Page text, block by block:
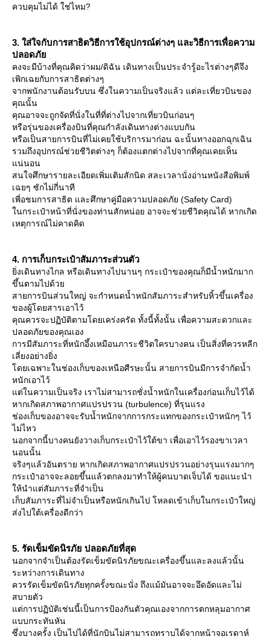
ควบคุมไม่ได้ ใช่ไหม?
3. ใส่ใจกับการสาธิตวิธีการใช้อุปกรณ์ต่างๆ และวิธีการเพื่อความ
ปลอดภั
คงจะมีบ้างที่คุณคิดว่าผม/ดิฉัน เดินทางเป็นประจำรู้อะไรต่างๆดีจึง
เพิกเฉยกับการสาธิตต่างๆ
จากพนักงานต้อนรับบน ซึ่งในความเป็นจริงแล้ว แต่ละเที่ยวบินของ
คุณนั้น
คุณอาจจะถูกจัดที่นั่งในที่ที่ต่างไปจากเที่ยวบินก่อนๆ
หรือรุ่นของเครื่องบินที่คุณกำลังเดินทางต่างแบบกัน
หรือเป็นสายการบินที่ไม่เคยใช้บริการมาก่อน ฉะนั้นทางออกฉุกเฉิน
รวมถึงอุปกรณ์ช่วยชีวิตต่างๆ ก็ต้องแตกต่างไปจากที่คุณเคยเห็น
น่นอน
สนใจศึกษารายละเอียดเพิ่มเติมสักนิด สละเวลานั่งอ่านหนังสือพิมพ์
เฉยๆ ซักไม่กี่นาที
เพี่อชมการสาธิต และศึกษาคู่มือความปลอดภัย (Safety Card)
นกระเป๋าหน้าที่นั่งของท่านสักหน่อย อาจจะช่วยชีวิตคุณได้ หากเกิด
เหตุการณ์ไม่คาดคิด
4. การเก็บกระเป๋าสัมภาระส่วนตัว
ิ่งเดินทางไกล หรือเดินทางไปนานๆ กระเป๋าของคุณก็มีน้ำหนักมาก
ขึ้นตามไปด้ว
สายการบินส่วนใหญ่ จะกำหนดน้ำหนักสัมภาระสำหรับหิ้วขึ้นเครื่อง
ของผู้โดยสารเอาไว้
คุณควรจะปฏิบัติตามโดยเคร่งครัด ทั้งนี้ทั้งนั้น เพื่อความสะดวกและ
ปลอดภัยของคุณเอง
การมีสัมภาระที่หนักอึ้งเหมือนภาระชีวิตใครบางคน เป็นสิ่งที่ควรหลีก
เลี่ยงอย่างยิ่ง
ดยเฉพาะในช่องเก็บของเหนือศีรษะนั้น สายการบินมีการจำกัดน้ำ
หนักเอาไว้
ต่ในความเป็นจริง เราไม่สามารถชั่งน้ำหนักในเครื่องก่อนเก็บไว้ได้
หากเกิดสภาพอากาศแปรปรวน (turbulence) ที่รุนแรง
ช่องเก็บของอาจจะรับน้ำหนักจากการกระแทกของกระเป๋าหนักๆ ไว้
ไม่ไหว
นอกจากนี้บางคนยังวางเก็บกระเป๋าไว้ใต้ขา เพื่อเอาไว้รองขาเวลา
นอนนั้น
จริงๆแล้วอันตราย หากเกิดสภาพอากาศแปรปรวนอย่างรุนแรงมากๆ
กระเป๋าอาจจะลอยขึ้นแล้วตกลงมาทำให้ผู้คนบาดเจ็บได้ ขอแนะนำ
ห้นำแต่สัมภาระที่จำเป็น
เก็บสัมภาระที่ไม่จำเป็นหรือหนักเกินไป โหลดเข้าเก็บในกระเป๋าใหญ่
ส่งไปใต้เครื่องดีกว่า
5. รัดเข็มขัดนิรภัย ปลอดภัยที่สุด
นอกจากจำเป็นต้องรัดเข็มขัดนิรภัยขณะเครื่องขึ้นและลงแล้วนั้น
ระหว่างการเดินทาง
ควรรัดเข็มขัดนิรภัยทุกครั้งขณะนั่ง ถึงแม้มันอาจจะอึดอัดและไม่
สบายตัว
ต่การปฏิบัติเช่นนี้เป็นการป้องกันตัวคุณเองจากการตกหลุมอากาศ
บบกระทันหัน
ซึ่งบางครั้ง เป็นไปได้ที่นักบินไม่สามารถทราบได้จากหน้าจอเรดาห์